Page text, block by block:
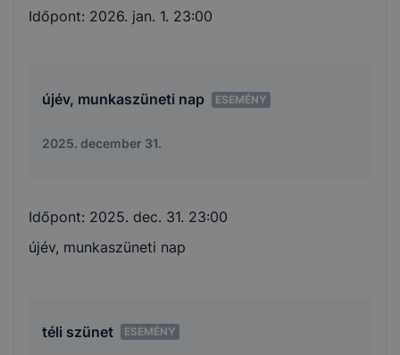
Időpont: 2026. jan. 1. 23:00
újév, munkaszüneti nap ESEMÉNY
2025. december 31.
Időpont: 2025. dec. 31. 23:00
újév, munkaszüneti nap
téli szünet ESEMÉNY